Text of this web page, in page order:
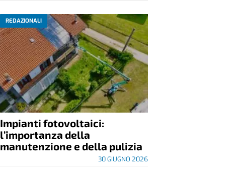
REDAZIONALI
Impianti fotovoltaici:
l’importanza della
manutenzione e della pulizia
30 GIUGNO 2026